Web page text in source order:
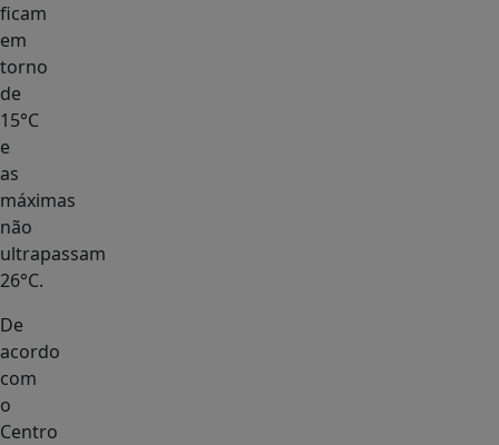
ficam
em
torno
de
15°C
e
as
máximas
não
ultrapassam
26°C.
De
acordo
com
o
Centro